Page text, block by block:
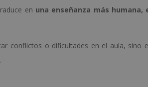
en una enseñanza más
conflictos o dificultades en el aula, sino